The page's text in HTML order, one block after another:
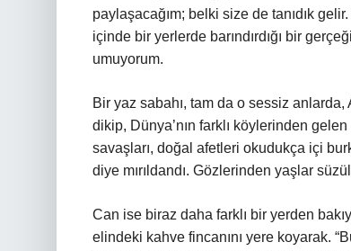
paylaşacağım; belki size de tanıdık
içinde bir yerlerde barındırdığı bir
umuyorum.
Bir yaz sabahı, tam da o sessiz
dikip, Dünya’nın farklı köylerinden
savaşları, doğal afetleri okudukça içi
diye mırıldandı. Gözlerinden yaşlar
Can ise biraz daha farklı bir yerden
elindeki kahve fincanını yere koyarak.